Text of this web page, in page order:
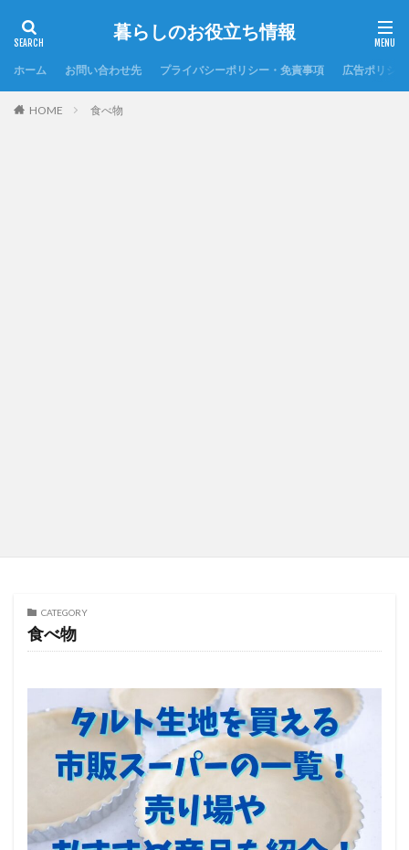
暮らしのお役立ち情報
ホーム お問い合わせ先 プライバシーポリシー・免責事項 広告ポリシー
HOME 食べ物
CATEGORY
食べ物